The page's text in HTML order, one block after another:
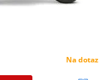
Na dotaz